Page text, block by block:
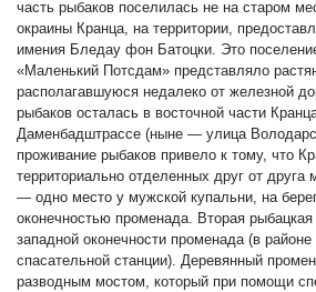
часть рыбаков поселилась не на старом
окраины Кранца, на территории,
имения Бледау фон Батоцки. Это
«Маленький Потсдам» представляло
располагавшуюся недалеко от железной
рыбаков осталась в восточной части
Даменбадштрассе (ныне — улица
проживание рыбаков привело к тому, что
территориально отделенных друг от друга
— одно место у мужской купальни, на
оконечностью променада. Вторая
западной оконечности променада (в
спасательной станции). Деревянный
разводным мостом, который при помощи